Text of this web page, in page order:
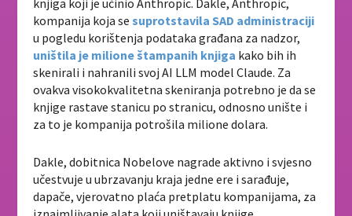
knjiga koji je učinio Anthropic. Dakle, Anthropic,
kompanija koja sesuprotstavila SAD administraciji
u pogledu korištenja podataka građana za nadzor,
uništila je milione štampanih knjiga kako bih ih
skenirali i nahranili svoj AI LLM model Claude. Za
ovakva visokokvalitetna skeniranja potrebno je da se
knjige rastave stanicu po stranicu, odnosno unište i
za to je kompanija potrošila milione dolara.
Dakle, dobitnica Nobelove nagrade aktivno i svjesno
učestvuje u ubrzavanju kraja jedne ere i sarađuje,
dapače, vjerovatno plaća pretplatu kompanijama, za